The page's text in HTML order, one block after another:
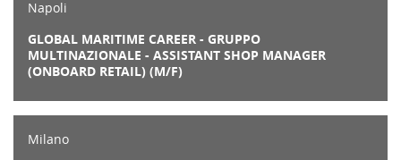
Napoli
GLOBAL MARITIME CAREER - GRUPPO
MULTINAZIONALE - ASSISTANT SHOP MANAGER
(ONBOARD RETAIL) (M/F)
Milano